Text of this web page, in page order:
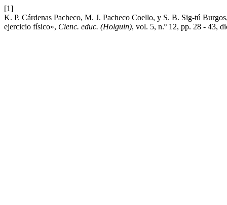
[1]
K. P. Cárdenas Pacheco, M. J. Pacheco Coello, y S. B. Sig-tú
ejercicio físico», Cienc. educ. (Holguin), vol. 5, n.º 12, pp. 28 - 43,